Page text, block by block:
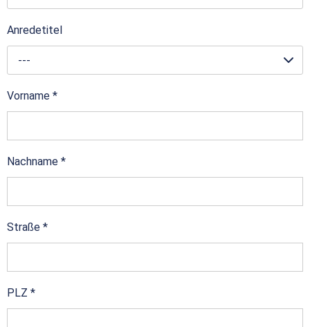
Anredetitel
---
Vorname *
Nachname *
Straße *
PLZ *